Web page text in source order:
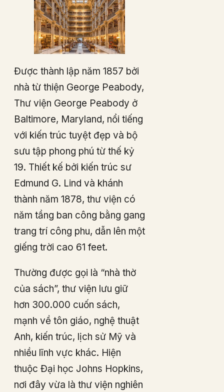
Được thành lập năm 1857 bởi
nhà từ thiện George Peabody,
Thư viện George Peabody ở
Baltimore, Maryland, nổi tiếng
với kiến trúc tuyệt đẹp và bộ
sưu tập phong phú từ thế kỷ
19. Thiết kế bởi kiến trúc sư
Edmund G. Lind và khánh
thành năm 1878, thư viện có
năm tầng ban công bằng gang
trang trí công phu, dẫn lên một
giếng trời cao 61 feet.
Thường được gọi là “nhà thờ
của sách”, thư viện lưu giữ
hơn 300.000 cuốn sách,
mạnh về tôn giáo, nghệ thuật
Anh, kiến trúc, lịch sử Mỹ và
nhiều lĩnh vực khác. Hiện
thuộc Đại học Johns Hopkins,
nơi đây vừa là thư viện nghiên